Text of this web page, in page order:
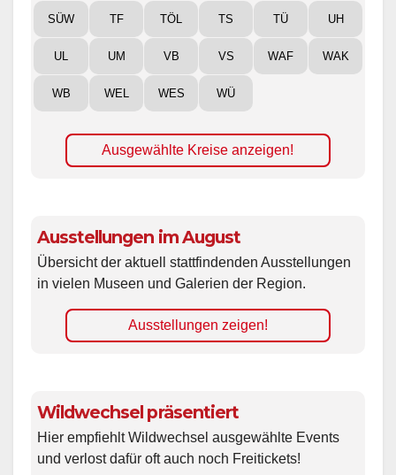
SÜW TF TÖL TS TÜ UH
UL UM VB VS WAF WAK
WB WEL WES WÜ
Ausgewählte Kreise anzeigen!
Ausstellungen im August
Übersicht der aktuell stattfindenden Ausstellungen
in vielen Museen und Galerien der Region.
Ausstellungen zeigen!
Wildwechsel präsentiert
Hier empfiehlt Wildwechsel ausgewählte Events
und verlost dafür oft auch noch Freitickets!